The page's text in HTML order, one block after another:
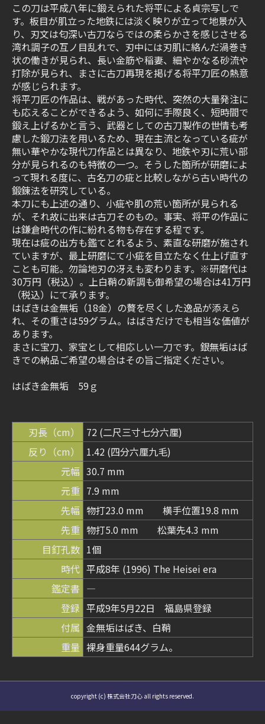
この刀は平成八年に鍛えられた将平による貞宗写しで
す。板目が肌立った地鉄には淡く映りが立って地景が入
り、刃文は匂深い古刀ならではの柔らかさを感じさせる
湾れ調子の互ノ目乱れで、刃中には刃肌に絡んだ渦巻き
状の働きが見られ、長い金筋や稲妻、細やかなる砂流や
打除が見られ、まさに古刀再現を掲げる将平刀匠の熱意
が感じられます。
将平刀匠の作品は、戦があった時代、突然の大量発注に
も応えることができるよう、如何に手際良く、短時間で
鍛え上げるかと言う、武器としての古刀製作の世情も考
慮した鍛刀法を用いるため、現在主流となっている疵が
無い華やかな現代刀作品とは異なり、地鉄や刃に荒い部
分が見られるのも特徴の一つ。そうした箇所が研磨によ
って現れる度に、古名刀の疵と比較しながら古い時代の
鍛錬法を研究している。
本刀にも上述の通り、小疵や肌の荒い箇所が見られる
が、それ故に出来は古刀そのもの。事実、将平の作品に
は鎌倉時代の作に紛れる物も存在する程です。
現在は疵の出方も鑑てとれるよう、素直な研磨が施され
ていますが、最上研磨にて小疵を目立たなく仕上げ直す
ことも可能。勿論地刃の冴えも変わります。※研磨代は
30万円（税込）。上白鞘の新調も御希望の場合は41万円
（税込）にて承ります。
はばきは金無垢（18金）の贅を尽くした逸品が添えら
れ、その重さは59グラム。はばきだけでも相当な価値が
あります。
まさに宝刀、家宝として相応しい一刀です。銀無垢はば
きでの納品ご希望の場合はその旨ご指定ください。
はばき金無垢 59ｇ
刃長（cm）
72 (二尺三寸七分六厘)
反り（cm）
1.42 (四分六厘九毛)
元幅 30.7 mm
元重 7.9 mm
先幅 物打23.0 mm 横手位置19.8 mm
先重 物打5.0 mm 松葉先4.3 mm
目釘孔数 1個
時代 平成8年 (1996) The Heisei era
鑑定書 ―
登録 平成9年5月22日 福島県登録
付属 金無垢はばき、白鞘
重量 裸身重量644グラム。
copyright (c) 株式会社刀心 all rights reserved.